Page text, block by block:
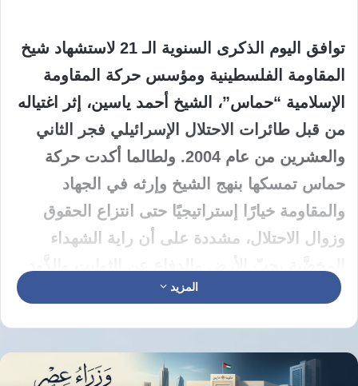
توافق اليوم الذكرى السنوية الـ 21 لاستشهاد شيخ
المقاومة الفلسطينية ومؤسس حركة المقاومة
الإسلامية “حماس”، الشيخ أحمد ياسين، إثر اغتياله
من قبل طائرات الاحتلال الإسرائيلي فجر الثاني
والعشرين من عام 2004. ولطالما أكدت حركة
حماس تمسكها بنهج الشيخ وإرثه في الجهاد
والمقاومة خيارًا إستراتيجيًا حتى انتزاع الحقوق
وزوال الاحتلال، مشددة على أن راية الشهداء
عن القدس والأقصى لن تسقط، وستتوارث الأجيالُ
وعينها ترنو نحو حرية الأسرى والقدس والأقصى،
المزيد